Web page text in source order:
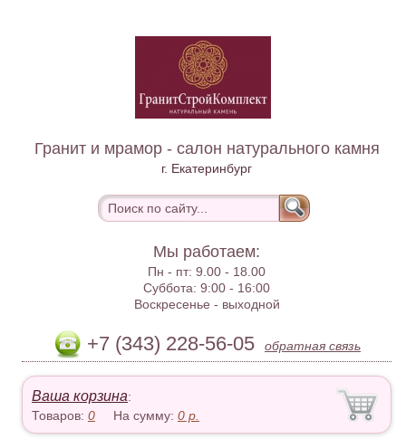
Гранит и мрамор - салон натурального камня
г. Екатеринбург
Мы работаем:
Пн - пт:9.00 - 18.00
Суббота:9:00 - 16:00
Воскресенье - выходной
+7 (343) 228-56-05 обратная связь
Ваша корзина:
Товаров:0 На сумму:0 р.